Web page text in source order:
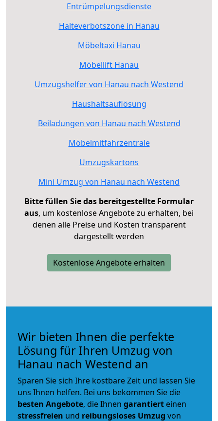
Entrümpelungsdienste
Halteverbotszone in Hanau
Möbeltaxi Hanau
Möbellift Hanau
Umzugshelfer von Hanau nach Westend
Haushaltsauflösung
Beiladungen von Hanau nach Westend
Möbelmitfahrzentrale
Umzugskartons
Mini Umzug von Hanau nach Westend
Bitte füllen Sie das bereitgestellte Formular
aus, um kostenlose Angebote zu erhalten, bei
denen alle Preise und Kosten transparent
dargestellt werden
Kostenlose Angebote erhalten
Wir bieten Ihnen die perfekte
Lösung für Ihren Umzug von
Hanau nach Westend an
Sparen Sie sich Ihre kostbare Zeit und lassen Sie
uns Ihnen helfen. Bei uns bekommen Sie die
besten Angebote, die Ihnen garantiert einen
stressfreien und reibungsloses Umzug von